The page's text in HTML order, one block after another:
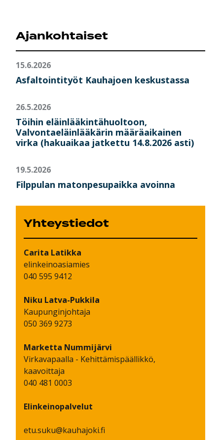
Ajankohtaiset
15.6.2026
Asfaltointityöt Kauhajoen keskustassa
26.5.2026
Töihin eläinlääkintähuoltoon,
Valvontaeläinlääkärin määräaikainen
virka (hakuaikaa jatkettu 14.8.2026 asti)
19.5.2026
Filppulan matonpesupaikka avoinna
Yhteystiedot
Carita Latikka
elinkeinoasiamies
040 595 9412
Niku Latva-Pukkila
Kaupunginjohtaja
050 369 9273
Marketta Nummijärvi
Virkavapaalla - Kehittämispäällikkö,
kaavoittaja
040 481 0003
Elinkeinopalvelut
etu.suku@kauhajoki.fi